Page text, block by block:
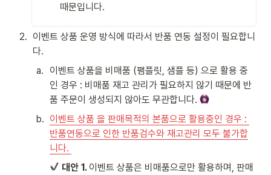
때문입니다.
2. 이벤트 상품 운영 방식에 따라서 반품 연동 설정이 필요합니
다.
a.
이벤트 상품을 비매품 (팸플릿, 샘플 등) 으로 활용 중
인 경우 : 비매품 재고 관리가 필요하지 않기 때문에 반
품 주문이 생성되지 않아도 무관합니다.
b. 이벤트 상품 을 판매목적의 본품으로 활용중인 경우 :
반품연동으로 인한 반품검수와 재고관리 모두 불가합
니다.
대안 1. 이벤트 상품은 비매품으로만 활용하며, 판매